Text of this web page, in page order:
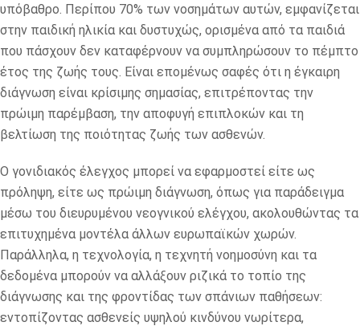
υπόβαθρο. Περίπου 70% των νοσημάτων αυτών, εμφανίζεται
στην παιδική ηλικία και δυστυχώς, ορισμένα από τα παιδιά
που πάσχουν δεν καταφέρνουν να συμπληρώσουν το πέμπτο
έτος της ζωής τους. Είναι επομένως σαφές ότι η έγκαιρη
διάγνωση είναι κρίσιμης σημασίας, επιτρέποντας την
πρώιμη παρέμβαση, την αποφυγή επιπλοκών και τη
βελτίωση της ποιότητας ζωής των ασθενών.
Ο γονιδιακός έλεγχος μπορεί να εφαρμοστεί είτε ως
πρόληψη, είτε ως πρώιμη διάγνωση, όπως για παράδειγμα
μέσω του διευρυμένου νεογνικού ελέγχου, ακολουθώντας τα
επιτυχημένα μοντέλα άλλων ευρωπαϊκών χωρών.
Παράλληλα, η τεχνολογία, η τεχνητή νοημοσύνη και τα
δεδομένα μπορούν να αλλάξουν ριζικά το τοπίο της
διάγνωσης και της φροντίδας των σπάνιων παθήσεων:
εντοπίζοντας ασθενείς υψηλού κινδύνου νωρίτερα,